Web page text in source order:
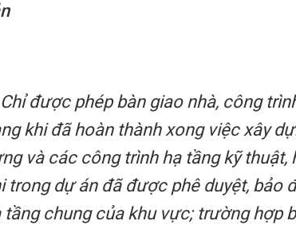
được phép bàn giao nhà, công
khi đã hoàn thành xong việc xây
và các công trình hạ tầng kỹ
trong dự án đã được phê duyệt, bảo
tầng chung của khu vực; trường hợp